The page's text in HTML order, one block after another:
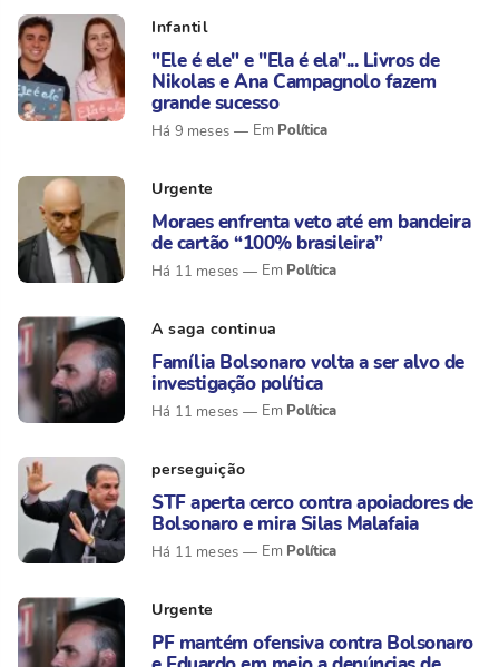
Infantil
"Ele é ele" e "Ela é ela"... Livros de
Nikolas e Ana Campagnolo fazem
grande sucesso
Há 9 meses Política
Urgente
Moraes enfrenta veto até em bandeira
de cartão “100% brasileira”
Há 11 meses Política
A saga continua
Família Bolsonaro volta a ser alvo de
investigação política
Há 11 meses Política
perseguição
STF aperta cerco contra apoiadores de
Bolsonaro e mira Silas Malafaia
Há 11 meses Política
Urgente
PF mantém ofensiva contra Bolsonaro